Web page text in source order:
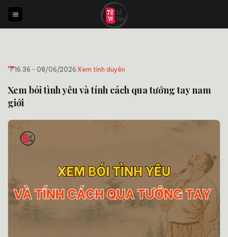
qua
nội
16:36 - 08/06/2026·Xem tình duyên
Xem bói tình yêu và tính cách qua tướng tay nam
giới